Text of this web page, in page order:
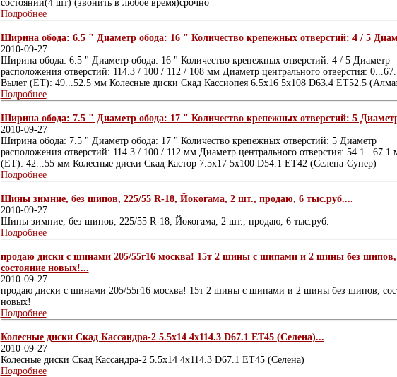
состоянии(4 шт) (звонить в любое время)срочно
Подробнее
Ширина обода: 6.5 " Диаметр обода: 16 " Количество крепежных отверстий: 4 / 5
2010-09-27
Ширина обода: 6.5 " Диаметр обода: 16 " Количество крепежных отверстий: 4 / 5 Диаметр
расположения отверстий: 114.3 / 100 / 112 / 108 мм Диаметр центрального отверстия:
Вылет (ET): 49...52.5 мм Колесные диски Скад Кассиопея 6.5x16 5x108 D63.4 ET52.5
Подробнее
Ширина обода: 7.5 " Диаметр обода: 17 " Количество крепежных отверстий: 5
2010-09-27
Ширина обода: 7.5 " Диаметр обода: 17 " Количество крепежных отверстий: 5 Диаметр
расположения отверстий: 114.3 / 100 / 112 мм Диаметр центрального отверстия: 54.1...67.1
(ET): 42...55 мм Колесные диски Скад Кастор 7.5x17 5x100 D54.1 ET42 (Селена-Супер)
Подробнее
Шины зимние, без шипов, 225/55 R-18, Йокогама, 2 шт., продаю, 6 тыс.руб....
2010-09-27
Шины зимние, без шипов, 225/55 R-18, Йокогама, 2 шт., продаю, 6 тыс.руб.
Подробнее
продаю диски с шинами 205/55г16 москва! 15т 2 шины с шипами и 2 шины без шипов,
состояние новых!...
2010-09-27
продаю диски с шинами 205/55г16 москва! 15т 2 шины с шипами и 2 шины без шипов,
новых!
Подробнее
Колесные диски Скад Кассандра-2 5.5x14 4x114.3 D67.1 ET45 (Селена)...
2010-09-27
Колесные диски Скад Кассандра-2 5.5x14 4x114.3 D67.1 ET45 (Селена)
Подробнее